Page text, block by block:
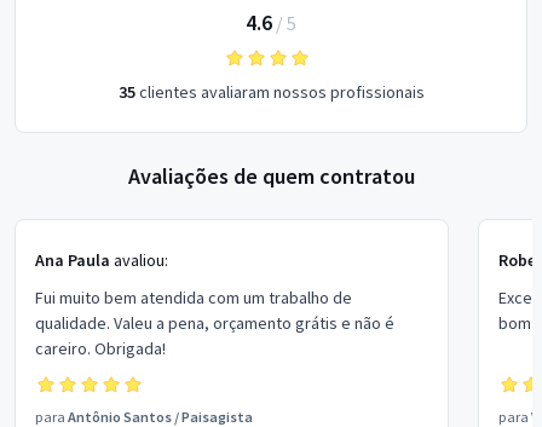
4.6 / 5
35clientes avaliaram nossos profissionais
Avaliações de quem contratou
Ana Paula avaliou:
Fui muito bem atendida com um trabalho de
qualidade. Valeu a pena, orçamento grátis e não é
careiro. Obrigada!
para Antônio Santos /Paisagista
bom
para